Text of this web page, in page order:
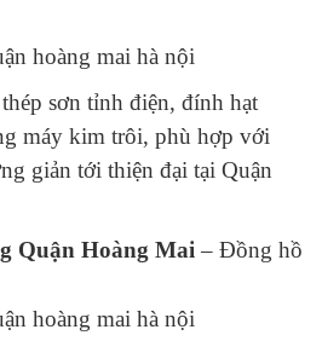
sơn tỉnh điện, đính hạt
máy kim trôi, phù hợp với
giản tới thiện đại tại Quận
Quận Hoàng Mai– Đồng hồ